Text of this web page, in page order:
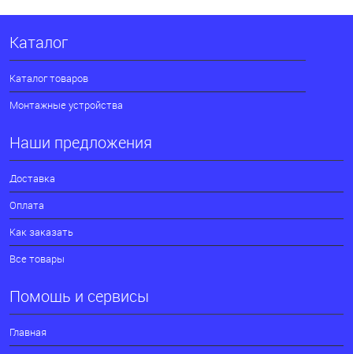
Каталог
Каталог товаров
Монтажные устройства
Наши предложения
Доставка
Оплата
Как заказать
Все товары
Помощь и сервисы
Главная